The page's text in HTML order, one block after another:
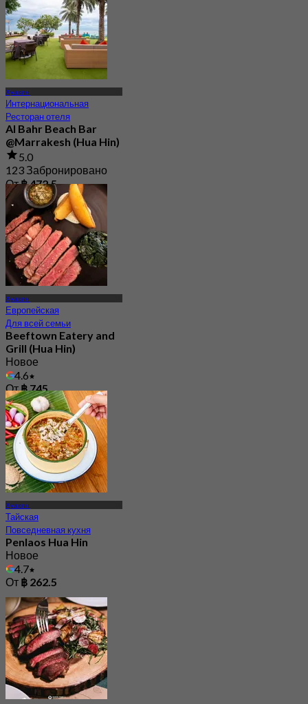
Хуахин
Интернациональная
Ресторан отеля
Al Bahr Beach Bar
@Marrakesh (Hua Hin)
5.0
123 Забронировано
От฿ 472.5
Хуахин
Европейская
Для всей семьи
Beeftown Eatery and
Grill (Hua Hin)
Новое
4.6
От฿ 745
Хуахин
Тайская
Повседневная кухня
Penlaos Hua Hin
Новое
4.7
От ฿ 262.5